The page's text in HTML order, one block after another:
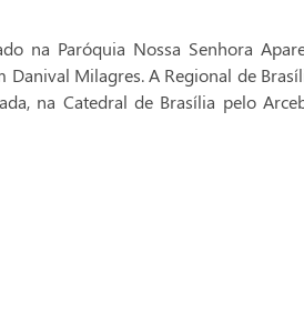
na Paróquia Nossa Senhora
Milagres. A Regional de
na Catedral de Brasília pelo